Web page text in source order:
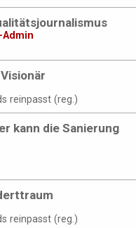
Admin
reinpasst (reg.)
kann die Sanierung
reinpasst (reg.)